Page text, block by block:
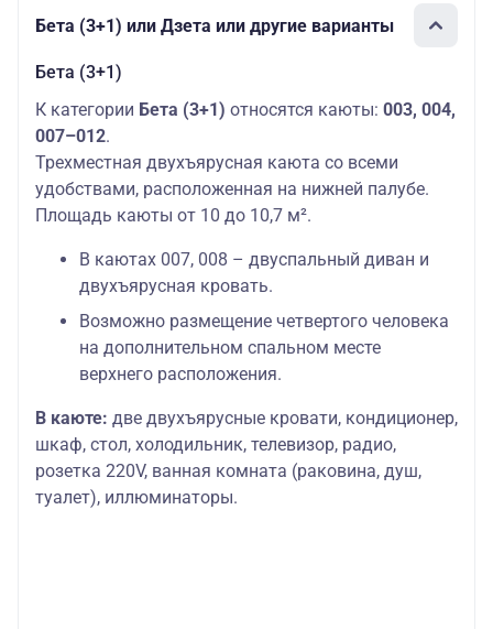
Бета (3+1) или Дзета или другие варианты
Бета (3+1)
К категории Бета (3+1) относятся каюты: 003, 004,
007–012.
Трехместная двухъярусная каюта со всеми
удобствами, расположенная на нижней палубе.
Площадь каюты от 10 до 10,7 м².
В каютах 007, 008 – двуспальный диван и
двухъярусная кровать.
Возможно размещение четвертого человека
на дополнительном спальном месте
верхнего расположения.
В каюте: две двухъярусные кровати, кондиционер,
шкаф, стол, холодильник, телевизор, радио,
розетка 220V, ванная комната (раковина, душ,
туалет), иллюминаторы.